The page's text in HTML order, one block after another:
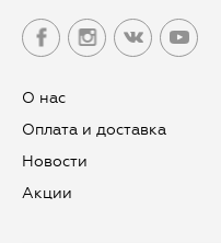
О нас
Оплата и доставка
Новости
Aкции